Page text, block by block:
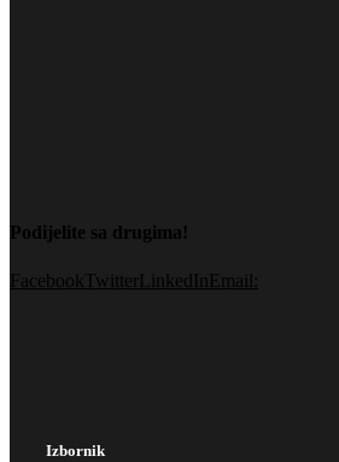
Podijelite sa drugima!
Facebook TwitterLinkedInEmail:
Izbornik